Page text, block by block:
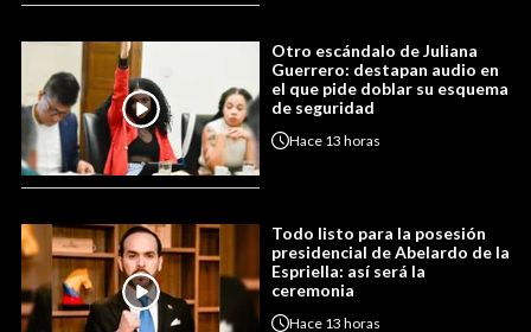
Otro escándalo de Juliana
Guerrero: destapan audio en
el que pide doblar su esquema
de seguridad
Hace 13 horas
Todo listo para la posesión
presidencial de Abelardo de la
Espriella: así será la
ceremonia
Hace 13 horas